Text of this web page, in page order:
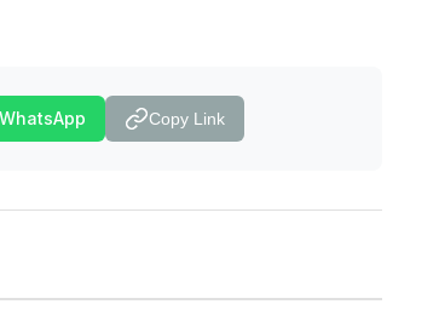
WhatsApp Copy Link